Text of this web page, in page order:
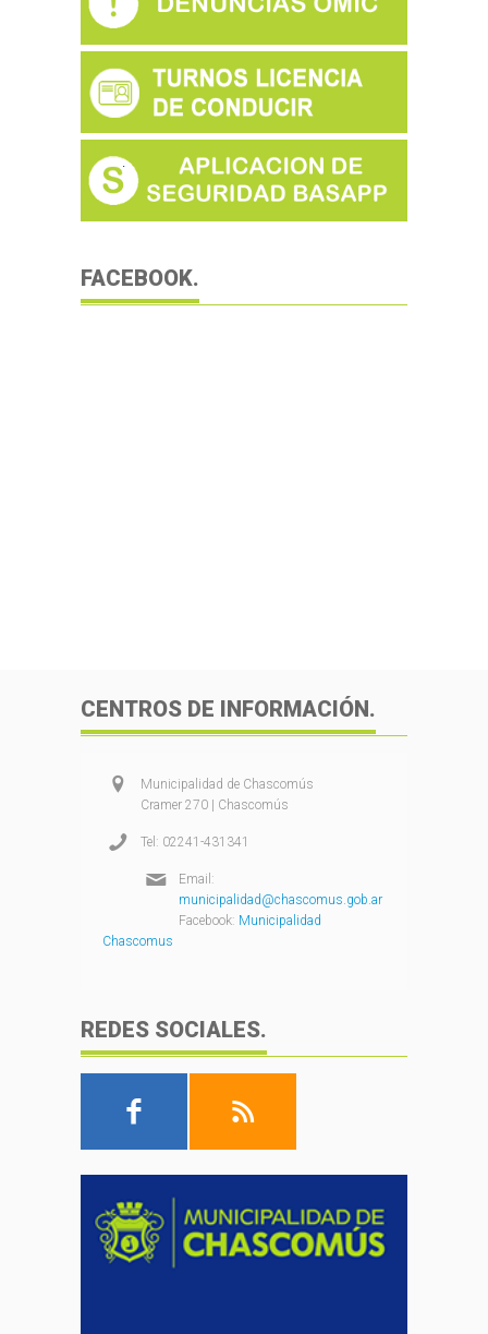
FACEBOOK.
CENTROS DE INFORMACIÓN.
Municipalidad de Chascomús
Cramer 270 | Chascomús
Tel: 02241-431341
Email:
municipalidad@chascomus.gob.ar
Facebook: Municipalidad
Chascomus
REDES SOCIALES.